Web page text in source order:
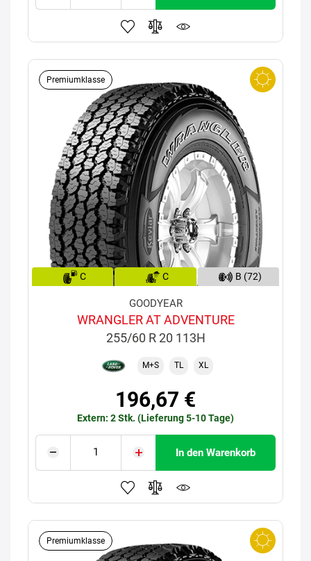
Premiumklasse
C C B (72)
GOODYEAR
WRANGLER AT ADVENTURE
255/60 R 20 113H
M+S TL XL
196,67 €
Extern: 2 Stk. (Lieferung 5-10 Tage)
In den Warenkorb
Premiumklasse